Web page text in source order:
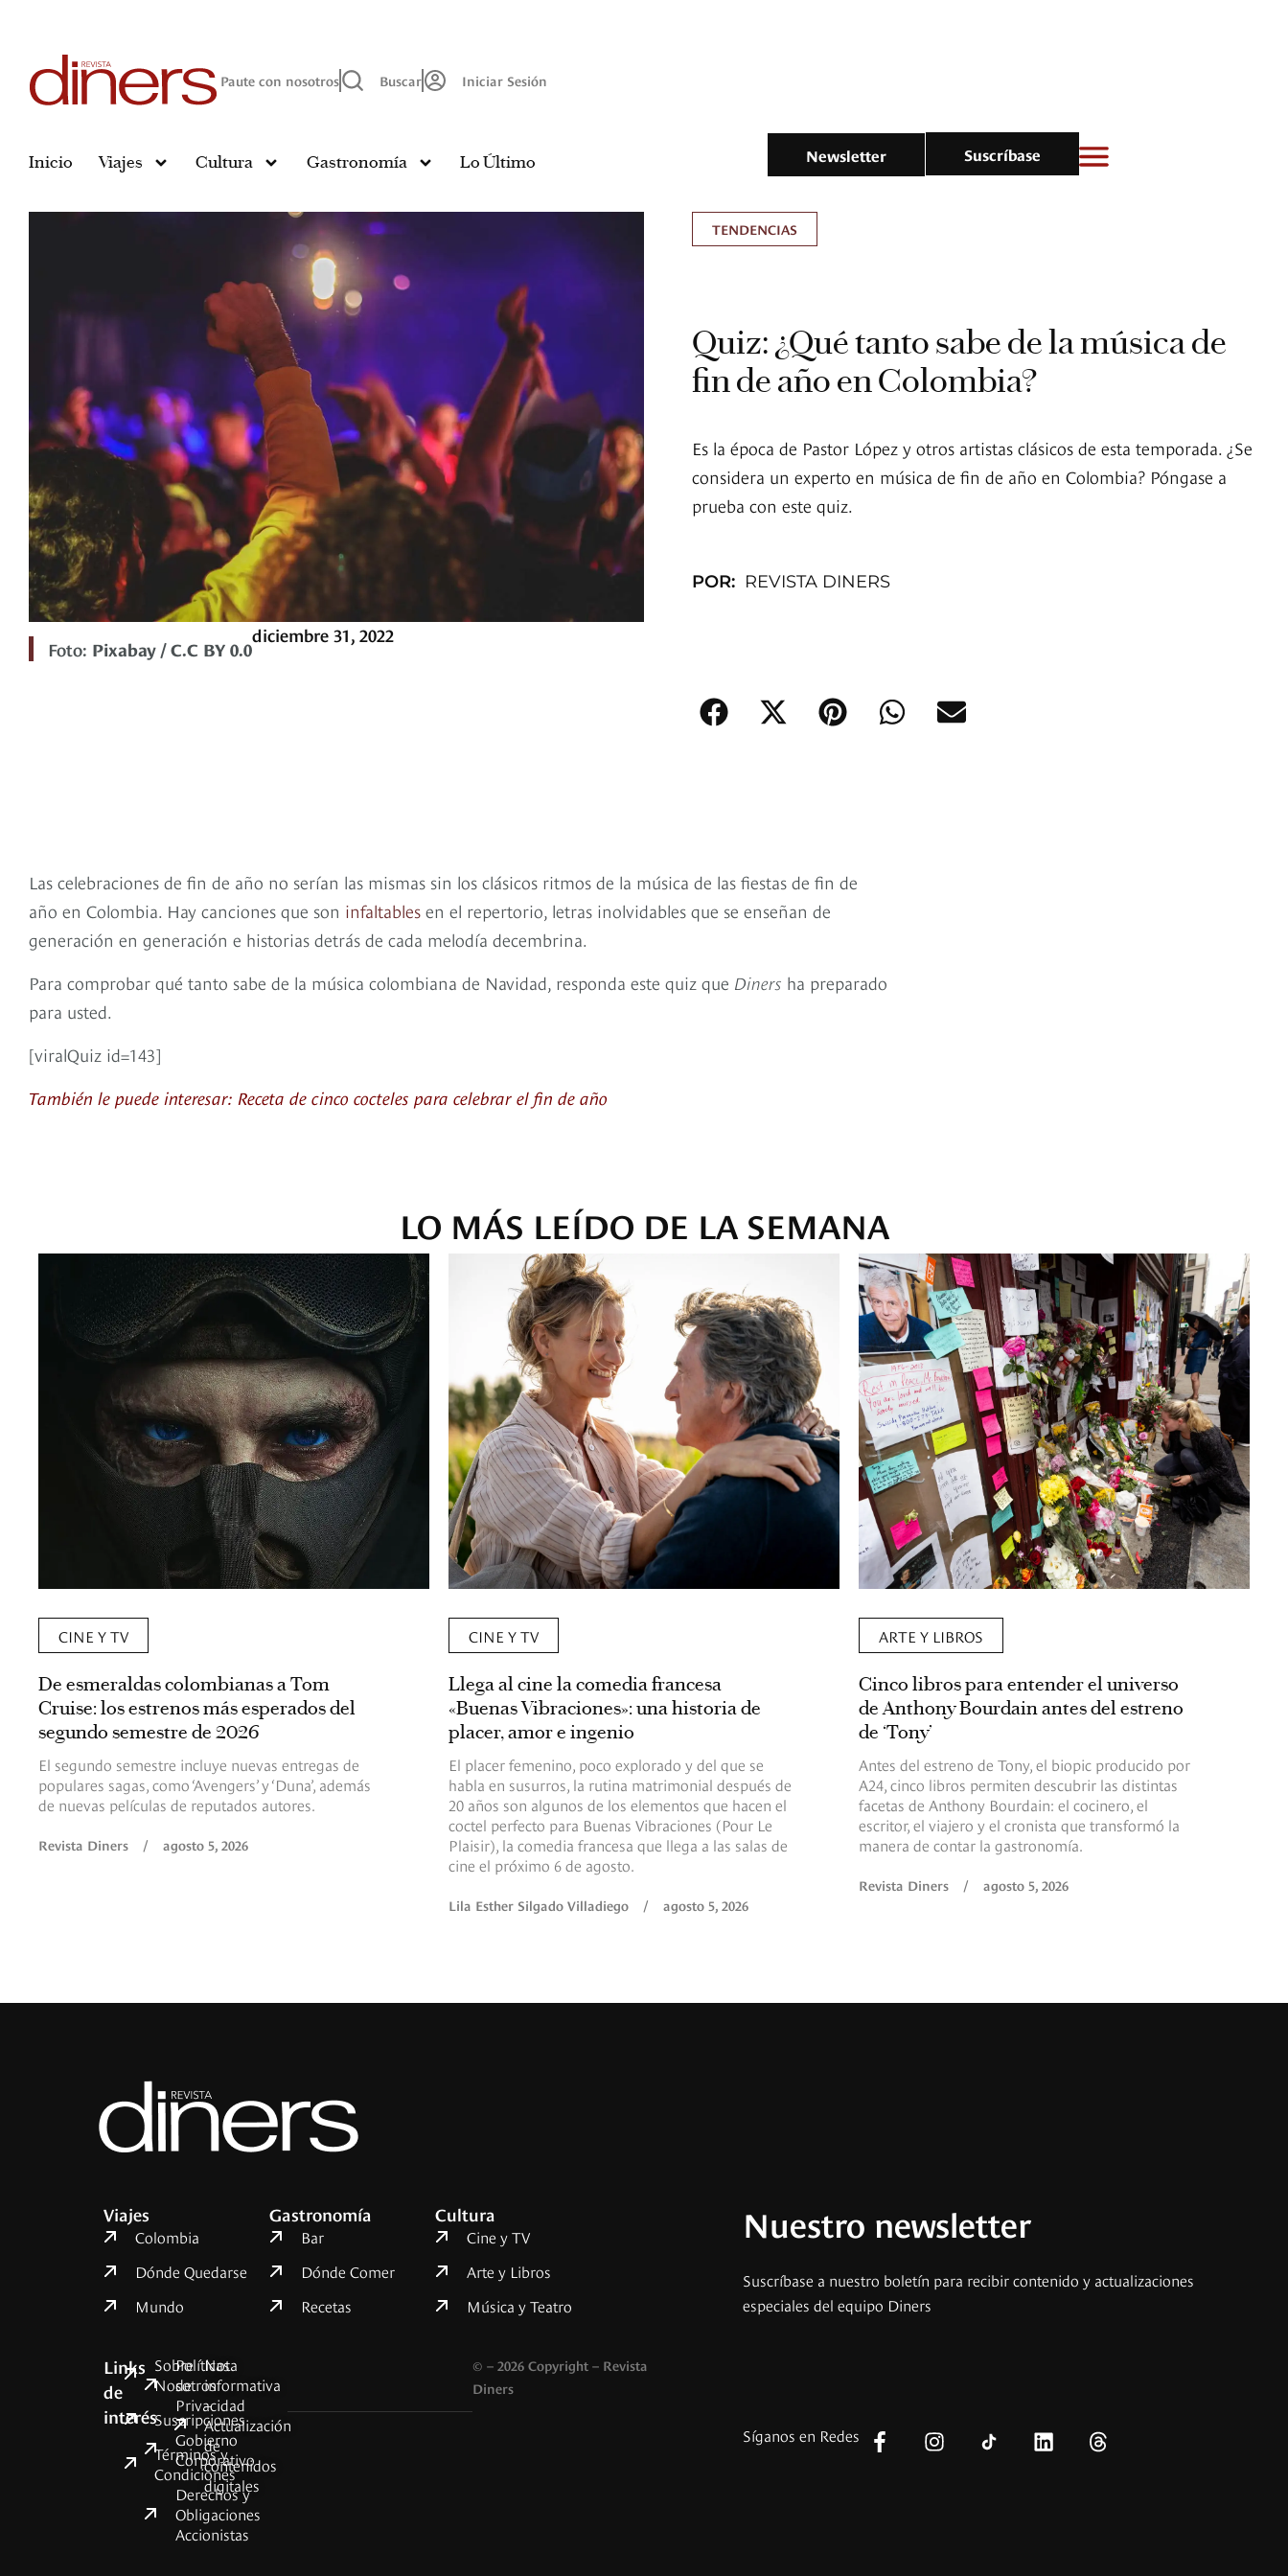
Paute con nosotros Buscar Iniciar Sesión
Inicio Viajes Cultura Gastronomía Lo Último Newsletter Suscríbase
Foto: Pixabay / C.C BY 0.0
diciembre 31, 2022
TENDENCIAS
Quiz: ¿Qué tanto sabe de la música de
fin de año en Colombia?
Es la época de Pastor López y otros artistas clásicos de esta temporada. ¿Se
considera un experto en música de fin de año en Colombia? Póngase a
prueba con este quiz.
POR: REVISTA DINERS
Las celebraciones de fin de año no serían las mismas sin los clásicos ritmos de la música de las fiestas de fin de
año en Colombia. Hay canciones que son infaltables en el repertorio, letras inolvidables que se enseñan de
generación en generación e historias detrás de cada melodía decembrina.
Para comprobar qué tanto sabe de la música colombiana de Navidad, responda este quiz que Diners ha preparado
para usted.
[viralQuiz id=143]
También le puede interesar: Receta de cinco cocteles para celebrar el fin de año
LO MÁS LEÍDO DE LA SEMANA
CINE Y TV
De esmeraldas colombianas a Tom
Cruise: los estrenos más esperados del
segundo semestre de 2026
El segundo semestre incluye nuevas entregas de
populares sagas, como ‘Avengers’ y ‘Duna’, además
de nuevas películas de reputados autores.
Revista Diners / agosto 5, 2026
CINE Y TV
Llega al cine la comedia francesa
«Buenas Vibraciones»: una historia de
placer, amor e ingenio
El placer femenino, poco explorado y del que se
habla en susurros, la rutina matrimonial después de
20 años son algunos de los elementos que hacen el
coctel perfecto para Buenas Vibraciones (Pour Le
Plaisir), la comedia francesa que llega a las salas de
cine el próximo 6 de agosto.
Lila Esther Silgado Villadiego / agosto 5, 2026
ARTE Y LIBROS
Cinco libros para entender el universo
de Anthony Bourdain antes del estreno
de ‘Tony’
Antes del estreno de Tony, el biopic producido por
A24, cinco libros permiten descubrir las distintas
facetas de Anthony Bourdain: el cocinero, el
escritor, el viajero y el cronista que transformó la
manera de contar la gastronomía.
Revista Diners / agosto 5, 2026
Viajes
Colombia
Dónde Quedarse
Mundo
Gastronomía
Bar
Dónde Comer
Recetas
Cultura
Cine y TV
Arte y Libros
Música y Teatro
Links
de
interés
Sobre
Nosotros
Suscripciones
Términos y
Condiciones
Políticas
de
Privacidad
Gobierno
Corporativo
Derechos y
Obligaciones
Accionistas
Nota
informativa
–
Actualización
de
contenidos
digitales
© – 2026 Copyright – Revista
Diners
Nuestro newsletter
Suscríbase a nuestro boletín para recibir contenido y actualizaciones
especiales del equipo Diners
Síganos en Redes